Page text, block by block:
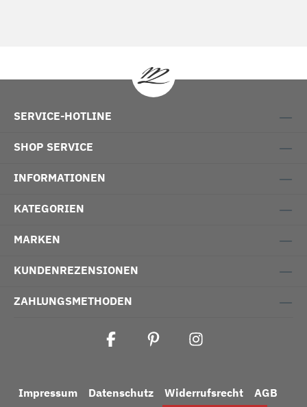
SERVICE-HOTLINE
SHOP SERVICE
INFORMATIONEN
KATEGORIEN
MARKEN
KUNDENREZENSIONEN
ZAHLUNGSMETHODEN
Impressum Datenschutz Widerrufsrecht AGB